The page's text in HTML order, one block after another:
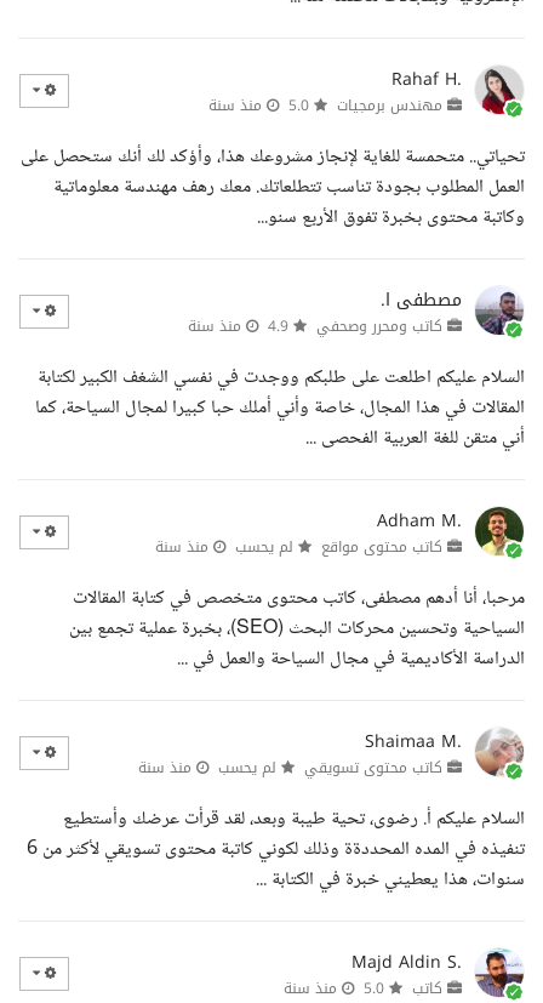
Rahaf H.
مهندس برمجيات منذ سنة
تحياتي.. متحمسة للغاية لإنجاز مشروعك هذا، وأؤكد لك أنك ستحصل على
العمل المطلوب بجودة تناسب تتطلعاتك. معك رهف مهندسة معلوماتية
وكاتبة محتوى بخبرة تفوق الأربع سنو...
مصطفى ا.
كاتب ومحرر وصحفي منذ سنة
السلام عليكم اطلعت على طلبكم ووجدت في نفسي الشغف الكبير لكتابة
المقالات في هذا المجال، خاصة وأني أملك حبا كبيرا لمجال السياحة، كما
أني متقن للغة العربية الفحصى ...
Adham M.
كاتب محتوى مواقع لم يحسب منذ سنة
مرحبا، أنا أدهم مصطفى، كاتب محتوى متخصص في كتابة المقالات
السياحية وتحسين محركات البحث (SEO)، بخبرة عملية تجمع بين
الدراسة الأكاديمية في مجال السياحة والعمل في ...
Shaimaa M.
كاتب محتوى تسويقي لم يحسب منذ سنة
السلام عليكم أ. رضوى، تحية طيبة وبعد، لقد قرأت عرضك وأستطيع
تنفيذه في المده المحددةة وذلك لكوني كاتبة محتوى تسويقي لأكثر من 6
سنوات، هذا يعطيني خبرة في الكتابة ...
Majd Aldin S.
كاتب منذ سنة